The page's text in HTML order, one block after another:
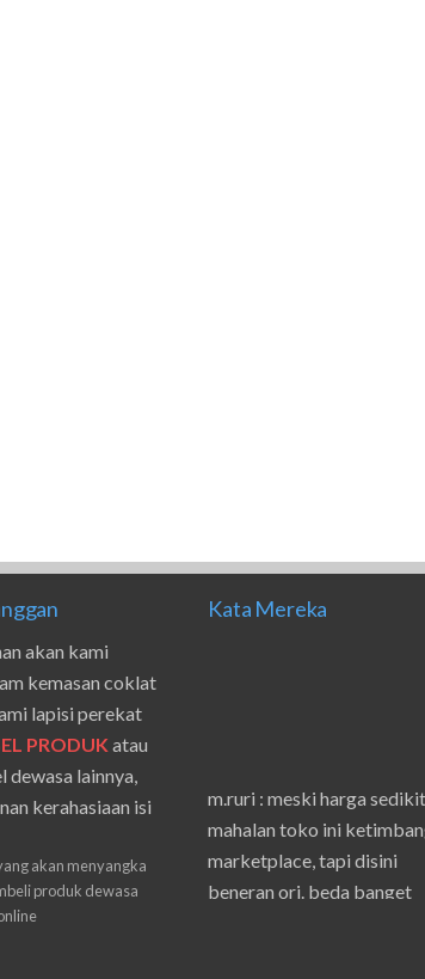
akan kami
kemasan coklat
lapisi perekat
PRODUKatau
dewasa lainnya,
kerahasiaan isi
akan menyangka
produk dewasa
Kata Mereka
m.ruri : meski harga sedikit
mahalan toko ini ketimbang
marketplace, tapi disini
beneran ori. beda banget